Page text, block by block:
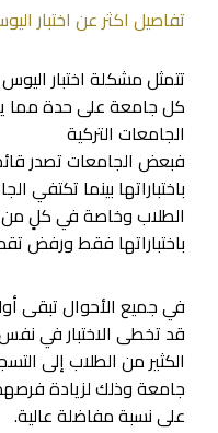
تفاصيل اكثر عن اختبار
تتمثل مشكلة اختبار
كل جامعة على حدة مما
الجامعات التركية
فبعض الجامعات تصدر
باختباراتها بينما تكتفي
الطلاب وخاصة في كلٍ من
باختباراتها فقط ورفض
في جميع الأحوال تبقى
قد تخطى الاختبار في
الكثير من الطلاب إلى
جامعة وذلك لزيادة
على نسبة مفاضلة عالية.